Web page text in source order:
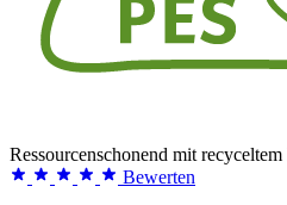
Ressourcenschonend mit
Bewerten